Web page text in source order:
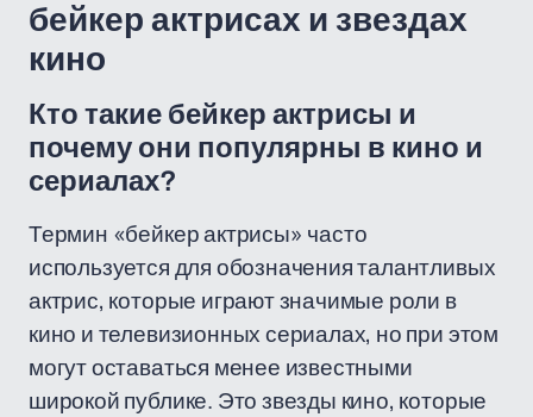
бейкер актрисах и звездах
кино
Кто такие бейкер актрисы и
почему они популярны в кино и
сериалах?
Термин «бейкер актрисы» часто
используется для обозначения талантливых
актрис, которые играют значимые роли в
кино и телевизионных сериалах, но при этом
могут оставаться менее известными
широкой публике. Это звезды кино, которые